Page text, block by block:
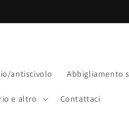
antiscivolo Abbigliamento
e altro Contattaci